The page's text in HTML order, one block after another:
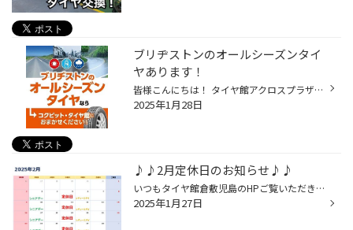
ブリヂストンのオールシーズンタイ
ヤあります！
皆様こんにちは！ タイヤ館アクロスプラザ倉敷児島店です！ 本日はオールシーズンタイヤという言葉を よく耳にすることがあるのではないでしょうか？ タイヤ屋としてもお問い合わせも年々と 増えている状況です。 題名にもある通りブリヂストンにも オールシーズンタイヤがあるんです❗️ その名も「...
2025年1月28日
♪♪2月定休日のお知らせ♪♪
いつもタイヤ館倉敷児島のHPご覧いただきありがとうございます(^_^)/ 2月の定休日のお知らせです！！ 毎週月曜日はシニアデー 毎週木曜日はレディースデイ 毎月15日～21日はレディースウィーク オイル・メンテナンス用品がお得に！
2025年1月27日